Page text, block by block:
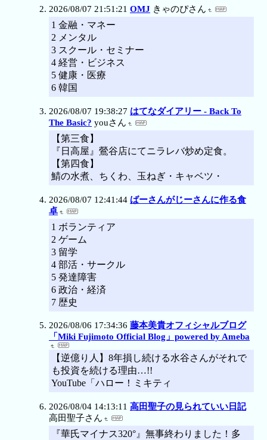
2026/08/07 21:51:21 OMJ きゃのぴさん
1 金融・マネー
2 メンタル
3 スクール・セミナー
4 経営・ビジネス
5 健康・医療
6 韓国
2026/08/07 19:38:27 はてなダイアリー - Back To
The Basic? youさん
【第三食】
『日高屋』鶯谷店にてニラレバ炒め定食。
【第四食】
鯖の水煮、ちくわ、玉ねぎ・キャベツ・
2026/08/07 12:41:44 ばーさんがじーさんに作る食
卓
1 ボランティア
2 ゲーム
3 留学
4 部活・サークル
5 発達障害
6 政治・経済
7 歴史
2026/08/06 17:34:36 藤本美貴オフィシャルブログ
「Miki Fujimoto Official Blog」powered by Ameba
【逆億り人】8年損し続ける水谷さんがそれで
も投資を続ける理由…!!
YouTube「ハロー！ミキティ
2026/08/04 14:13:11 高田聖子の見られていい日記
高田聖子さん
『華氏マイナス320°』無事終わりました！多